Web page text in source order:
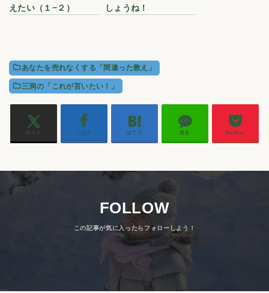
えたい（１−２）
しょうね！
あなたを売れなくする「間違った教え」
三洞の「これが言いたい！」
ポスト シェア はてブ 送る Pocket
FOLLOW